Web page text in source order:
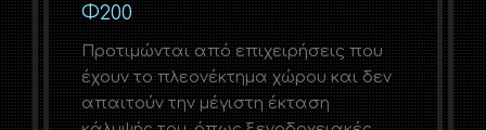
Φ200
Προτιμώνται από επιχειρήσεις που
έχουν το πλεονέκτημα χώρου και δεν
απαιτούν την μέγιστη έκταση